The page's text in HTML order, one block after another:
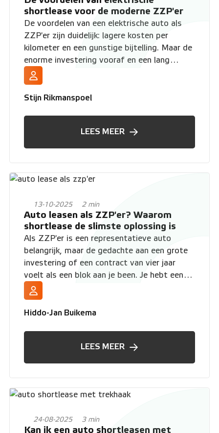
shortlease voor de moderne ZZP'er
De voordelen van een elektrische auto als
ZZP'er zijn duidelijk: lagere kosten per
kilometer en een gunstige bijtelling. Maar de
enorme investering vooraf en een lang
contract voelen als een stap te ver. Je wilt
de voordelen, maar niet de financiële risico's.
Ontdek hier hoe shortlease dit voor je
Stijn Rikmanspoel
LEES MEER
13-10-2025 2 min
Auto leasen als ZZP'er? Waarom
shortlease de slimste oplossing is
Als ZZP'er is een representatieve auto
belangrijk, maar de gedachte aan een grote
investering of een contract van vier jaar
voelt als een blok aan je been. Je hebt een
oplossing nodig die net zo flexibel is als jij.
Lees hier waarom shortlease de beste
oplossing is voor jou.
Hiddo-Jan Buikema
LEES MEER
24-08-2025 3 min
Kan ik een auto shortleasen met